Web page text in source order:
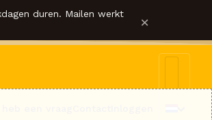
duren. Mailen werkt ×